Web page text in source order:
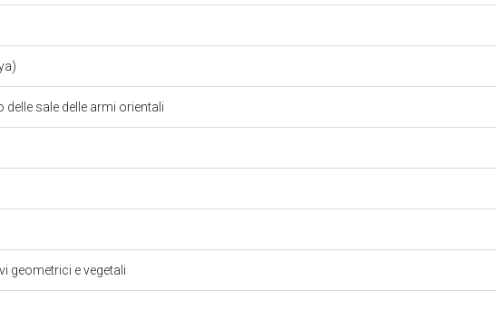
delle sale delle armi orientali
geometrici e vegetali